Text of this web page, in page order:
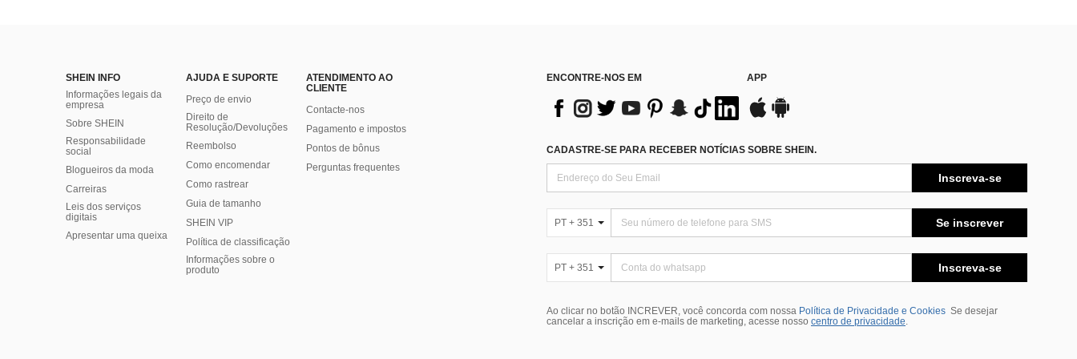
SHEIN INFO
Informações legais da
empresa
Sobre SHEIN
Responsabilidade
social
Blogueiros da moda
Carreiras
Leis dos serviços
digitais
Apresentar uma queixa
AJUDA E SUPORTE
Preço de envio
Direito de
Resolução/Devoluções
Reembolso
Como encomendar
Como rastrear
Guia de tamanho
SHEIN VIP
Política de classificação
​Informações sobre o
produto
ATENDIMENTO AO
CLIENTE
Contacte-nos
Pagamento e impostos
Pontos de bônus
Perguntas frequentes
ENCONTRE-NOS EM APP
CADASTRE-SE PARA RECEBER NOTÍCIAS SOBRE SHEIN.
Inscreva-se
PT + 351 Se inscrever
PT + 351 Inscreva-se
Ao clicar no botão INCREVER, você concorda com nossa Política de Privacidade e Cookies Se desejar
cancelar a inscrição em e-mails de marketing, acesse nosso centro de privacidade.